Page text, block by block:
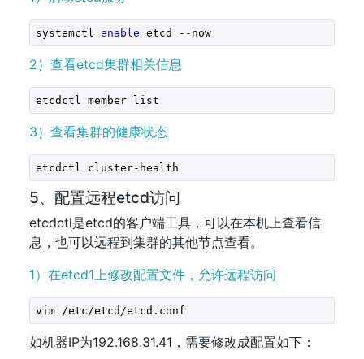
systemctl enable etcd --now
2）查看etcd集群相关信息
etcdctl member list
3）查看集群的健康状态
etcdctl cluster-health
5、配置远程etcd访问
etcdctl是etcd的客户端工具，可以在本机上查看信
息，也可以远程到集群的其他节点查看。
1）在etcd1上修改配置文件，允许远程访问
vim /etc/etcd/etcd.conf
如机器IP为192.168.31.41，需要修改成配置如下：